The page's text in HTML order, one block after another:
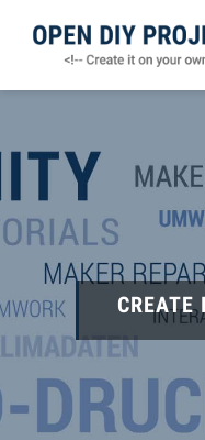
Inhalt
CREATE